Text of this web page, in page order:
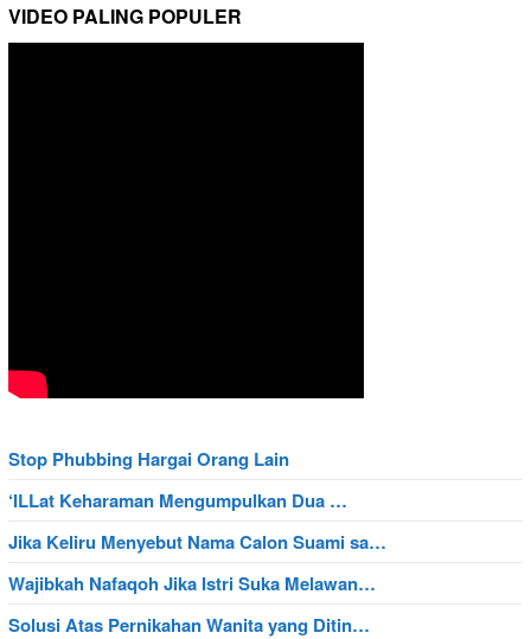
VIDEO PALING POPULER
Stop Phubbing Hargai Orang Lain
‘ILLat Keharaman Mengumpulkan Dua …
Jika Keliru Menyebut Nama Calon Suami sa…
Wajibkah Nafaqoh Jika Istri Suka Melawan…
Solusi Atas Pernikahan Wanita yang Ditin…